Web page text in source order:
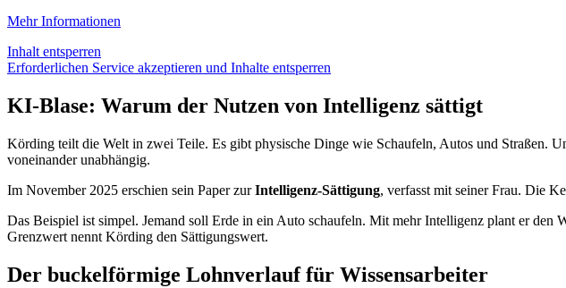
Mehr Informationen
Inhalt entsperren
Erforderlichen Service akzeptieren und Inhalte entsperren
KI-Blase: Warum der Nutzen von Intelligenz sättigt
Körding teilt die Welt in zwei Teile. Es gibt physische Dinge wie Schaufeln, Autos und Straßen.
voneinander unabhängig.
Im November 2025 erschien sein Paper zurIntelligenz-Sättigung, verfasst mit seiner Frau. Die
Das Beispiel ist simpel. Jemand soll Erde in ein Auto schaufeln. Mit mehr Intelligenz plant er
Grenzwert nennt Körding den Sättigungswert.
Der buckelförmige Lohnverlauf für Wissensarbeiter